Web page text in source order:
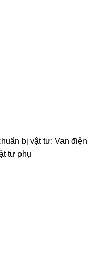
bị vật tư: Van điện
tư phụ